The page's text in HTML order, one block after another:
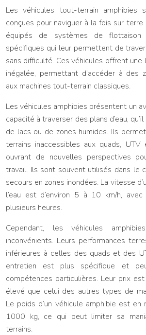
Les véhicules tout-terrain amphibies
conçues pour naviguer à la fois sur terre
équipés de systèmes de
spécifiques qui leur permettent de
sans difficulté. Ces véhicules offrent une
inégalée, permettant d’accéder à des
aux machines tout-terrain classiques.
Les véhicules amphibies présentent un
capacité à traverser des plans d’eau,
de lacs ou de zones humides. Ils
terrains inaccessibles aux quads, UTV
ouvrant de nouvelles perspectives
travail. Ils sont souvent utilisés dans le
secours en zones inondées. La vitesse
l’eau est d’environ 5 à 10 km/h,
plusieurs heures.
Cependant, les véhicules
inconvénients. Leurs performances
inférieures à celles des quads et des
entretien est plus spécifique et
compétences particulières. Leur prix
élevé que celui des autres types de
Le poids d’un véhicule amphibie est
1000 kg, ce qui peut limiter sa
terrains.